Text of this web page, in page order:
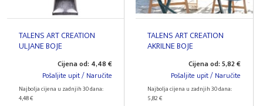
TALENS ART CREATION
ULJANE BOJE
Cijena od: 4,48 €
Pošaljite upit / Naručite
Najbolja cijena u zadnjih 30 dana:
4,48 €
TALENS ART CREATION
AKRILNE BOJE
Cijena od: 5,82 €
Pošaljite upit / Naručite
Najbolja cijena u zadnjih 30 dana:
5,82 €